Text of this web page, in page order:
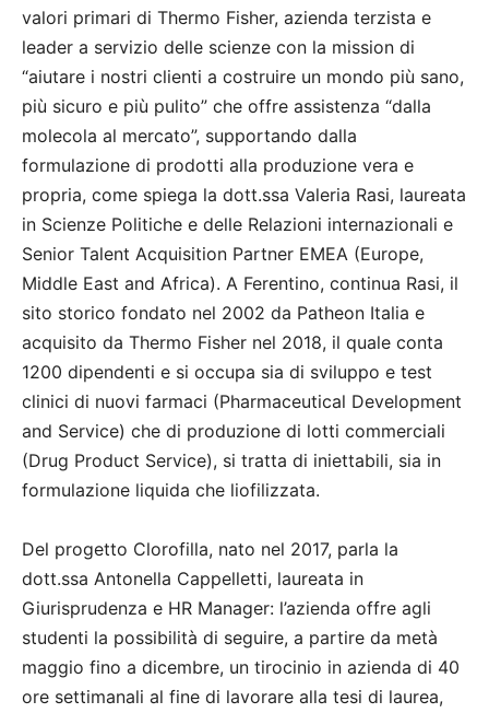
valori primari di Thermo Fisher, azienda terzista e
leader a servizio delle scienze con la mission di
“aiutare i nostri clienti a costruire un mondo più sano,
più sicuro e più pulito” che offre assistenza “dalla
molecola al mercato”, supportando dalla
formulazione di prodotti alla produzione vera e
propria, come spiega la dott.ssa Valeria Rasi, laureata
in Scienze Politiche e delle Relazioni internazionali e
Senior Talent Acquisition Partner EMEA (Europe,
Middle East and Africa). A Ferentino, continua Rasi, il
sito storico fondato nel 2002 da Patheon Italia e
acquisito da Thermo Fisher nel 2018, il quale conta
1200 dipendenti e si occupa sia di sviluppo e test
clinici di nuovi farmaci (Pharmaceutical Development
and Service) che di produzione di lotti commerciali
(Drug Product Service), si tratta di iniettabili, sia in
formulazione liquida che liofilizzata.
Del progetto Clorofilla, nato nel 2017, parla la
dott.ssa Antonella Cappelletti, laureata in
Giurisprudenza e HR Manager: l’azienda offre agli
studenti la possibilità di seguire, a partire da metà
maggio fino a dicembre, un tirocinio in azienda di 40
ore settimanali al fine di lavorare alla tesi di laurea,